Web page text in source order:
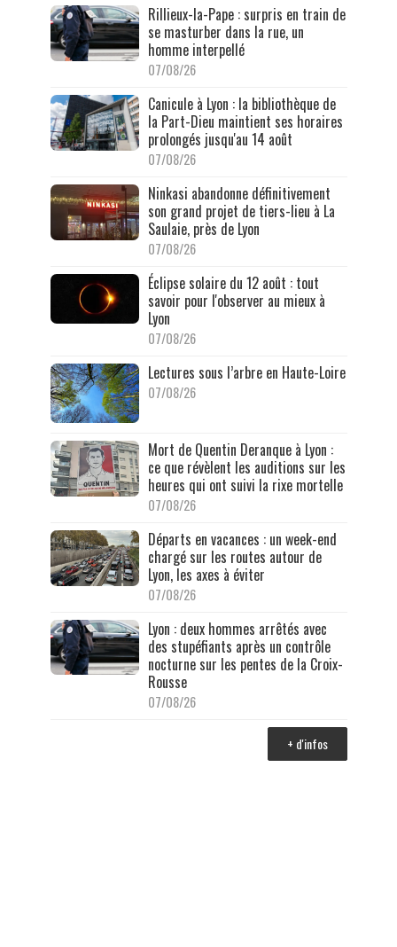
Rillieux-la-Pape : surpris en train de
se masturber dans la rue, un
homme interpellé
07/08/26
Canicule à Lyon : la bibliothèque de
la Part-Dieu maintient ses horaires
prolongés jusqu'au 14 août
07/08/26
Ninkasi abandonne définitivement
son grand projet de tiers-lieu à La
Saulaie, près de Lyon
07/08/26
Éclipse solaire du 12 août : tout
savoir pour l'observer au mieux à
Lyon
07/08/26
Lectures sous l’arbre en Haute-Loire
07/08/26
Mort de Quentin Deranque à Lyon :
ce que révèlent les auditions sur les
heures qui ont suivi la rixe mortelle
07/08/26
Départs en vacances : un week-end
chargé sur les routes autour de
Lyon, les axes à éviter
07/08/26
Lyon : deux hommes arrêtés avec
des stupéfiants après un contrôle
nocturne sur les pentes de la Croix-
Rousse
07/08/26
+ d'infos